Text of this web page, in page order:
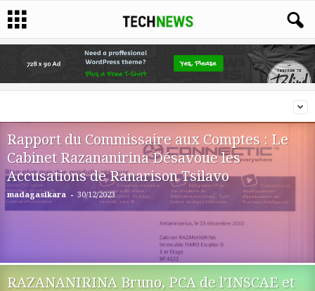
Rapport du Commissaire aux Comptes : Le
Cabinet Razananirina Désavoue les
Accusations de Ranarison Tsilavo
madagasikara - 30/12/2023
RAZANANIRINA Bruno, PCA de l’INSCAE et